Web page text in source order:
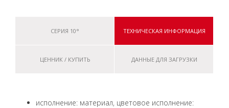
СЕРИЯ 10° ТЕХНИЧЕСКАЯ ИНФОРМАЦИЯ
ЦЕННИК / КУПИТЬ ДАННЫЕ ДЛЯ ЗАГРУЗКИ
исполнение: материал, цветовое исполнение: